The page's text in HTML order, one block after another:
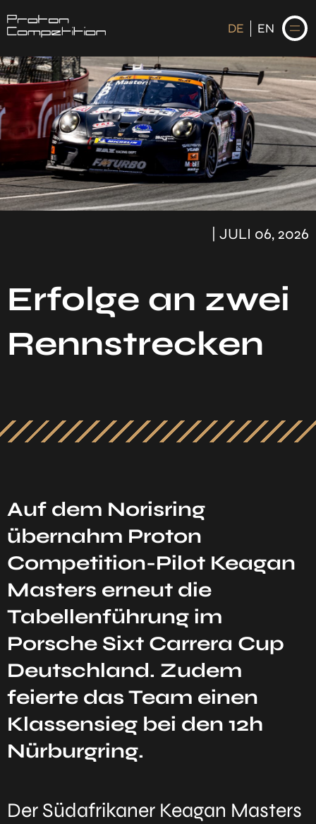
DE EN
DE EN
STARTSEITE
NEWS
| JULI 06, 2026
Erfolge an zwei
Rennstrecken
Auf dem Norisring
übernahm Proton
Competition-Pilot Keagan
Masters erneut die
Tabellenführung im
Porsche Sixt Carrera Cup
Deutschland. Zudem
feierte das Team einen
Klassensieg bei den 12h
Nürburgring.
Der Südafrikaner Keagan Masters